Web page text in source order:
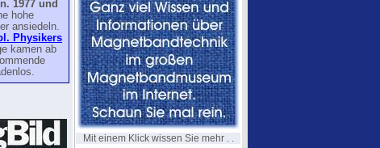
1977 und
hohe
ansiedeln.
Physikers
kamen ab
Mit einem Klick wissen Sie mehr . .